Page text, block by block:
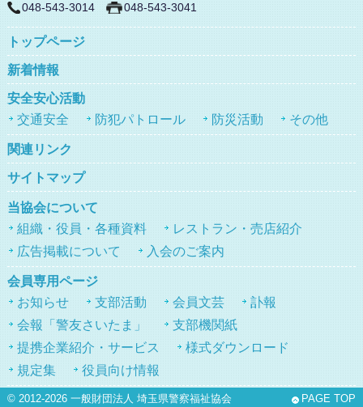
048-543-3014
048-543-3041
トップページ
新着情報
安全安心活動
交通安全
防犯パトロール 防災活動 その他
関連リンク
サイトマップ
当協会について
組織・役員・各種資料
レストラン・売店紹介
広告掲載について
入会のご案内
会員専用ページ
お知らせ
支部活動 会員文芸
訃報
会報「警友さいたま」
支部機関紙
提携企業紹介・サービス
様式ダウンロード
規定集
役員向け情報
PAGE TOP
© 2012-2026一般財団法人 埼玉県警察福祉協会